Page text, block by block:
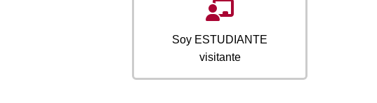
Soy ESTUDIANTE
visitante